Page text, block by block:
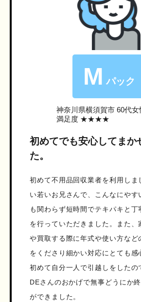
M パック
神奈川県横須賀市60代女
満足度 ★★★★
初めてでも安心してまか
た。
初めて不用品回収業者を利用しま
い若いお兄さんで、こんなにやす
も関わらず短時間でテキパキと丁
を行っていただきました。また、
や買取する際に年式や使い方など
をくださり細かい対応にとても感
初めて自分一人で引越しをしたの
DEさんのおかげで無事どうにか
ができました。